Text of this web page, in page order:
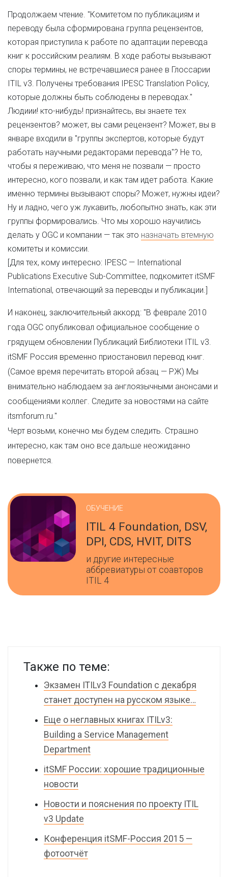
Продолжаем чтение. "Комитетом по публикациям и
переводу была сформирована группа рецензентов,
которая приступила к работе по адаптации перевода
книг к российским реалиям. В ходе работы вызывают
споры термины, не встречавшиеся ранее в Глоссарии
ITIL v3. Получены требования IPESC Translation Policy,
которые должны быть соблюдены в переводах."
Людиии! кто-нибудь! признайтесь, вы знаете тех
рецензентов? может, вы сами рецензент? Может, вы в
январе входили в "группы экспертов, которые будут
работать научными редакторами перевода"? Не то,
чтобы я переживаю, что меня не позвали — просто
интересно, кого позвали, и как там идет работа. Какие
именно термины вызывают споры? Может, нужны идеи?
Ну и ладно, чего уж лукавить, любопытно знать, как эти
группы формировались. Что мы хорошо научились
делать у OGC и компании — так это назначать втемную
комитеты и комиссии.
[Для тех, кому интересно: IPESC — International
Publications Executive Sub-Committee, подкомитет itSMF
International, отвечающий за переводы и публикации.]
И наконец, заключительный аккорд: "В феврале 2010
года OGC опубликовал официальное сообщение о
грядущем обновлении Публикаций Библиотеки ITIL v3.
itSMF Россия временно приостановил перевод книг.
(Самое время перечитать второй абзац — РЖ) Мы
внимательно наблюдаем за англоязычными анонсами и
сообщениями коллег. Следите за новостями на сайте
itsmforum.ru."
Черт возьми, конечно мы будем следить. Страшно
интересно, как там оно все дальше неожиданно
повернется.
ОБУЧЕНИЕ
ITIL 4 Foundation, DSV,
DPI, CDS, HVIT, DITS
и другие интересные
аббревиатуры от соавторов
ITIL 4
Также по теме:
Экзамен ITILv3 Foundation с декабря
станет доступен на русском языке…
Еще о неглавных книгах ITILv3:
Building a Service Management
Department
itSMF России: хорошие традиционные
новости
Новости и пояснения по проекту ITIL
v3 Update
Конференция itSMF-Россия 2015 —
фотоотчёт